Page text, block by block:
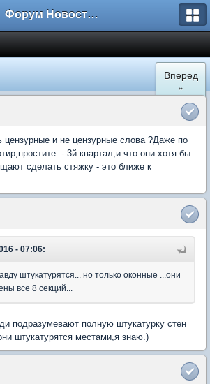
Форум Новостройки
Вперед
»
цензурные и не цензурные слова ?Даже по
- 3й квартал,и что они хотя бы
сделать стяжку - это ближе к
- 07:06:
штукатурятся... но только оконные ...они
все 8 секций...
подразумевают полную штукатурку стен
штукатурятся местами,я знаю.)